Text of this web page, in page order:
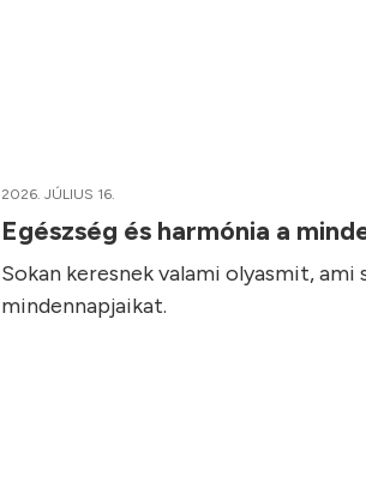
2026. JÚLIUS 16.
Egészség és harmónia a
Sokan keresnek valami olyasmit,
mindennapjaikat.